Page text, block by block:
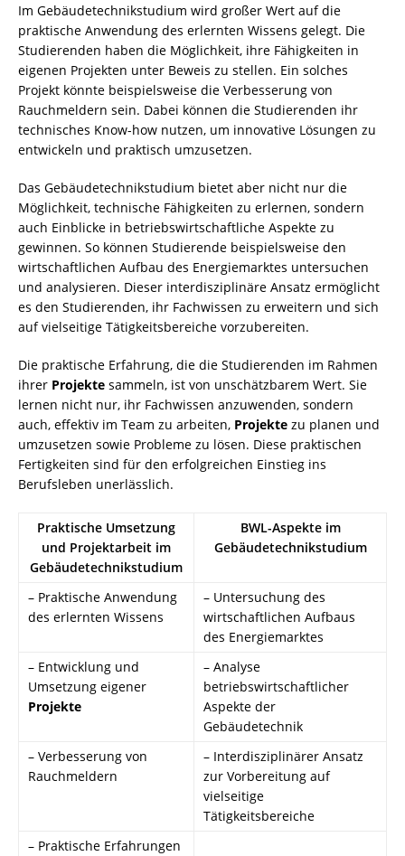
Im Gebäudetechnikstudium wird großer Wert auf die
praktische Anwendung des erlernten Wissens gelegt. Die
Studierenden haben die Möglichkeit, ihre Fähigkeiten in
eigenen Projekten unter Beweis zu stellen. Ein solches
Projekt könnte beispielsweise die Verbesserung von
Rauchmeldern sein. Dabei können die Studierenden ihr
technisches Know-how nutzen, um innovative Lösungen zu
entwickeln und praktisch umzusetzen.
Das Gebäudetechnikstudium bietet aber nicht nur die
Möglichkeit, technische Fähigkeiten zu erlernen, sondern
auch Einblicke in betriebswirtschaftliche Aspekte zu
gewinnen. So können Studierende beispielsweise den
wirtschaftlichen Aufbau des Energiemarktes untersuchen
und analysieren. Dieser interdisziplinäre Ansatz ermöglicht
es den Studierenden, ihr Fachwissen zu erweitern und sich
auf vielseitige Tätigkeitsbereiche vorzubereiten.
Die praktische Erfahrung, die die Studierenden im Rahmen
ihrer Projekte sammeln, ist von unschätzbarem Wert. Sie
lernen nicht nur, ihr Fachwissen anzuwenden, sondern
auch, effektiv im Team zu arbeiten, Projekte zu planen und
umzusetzen sowie Probleme zu lösen. Diese praktischen
Fertigkeiten sind für den erfolgreichen Einstieg ins
Berufsleben unerlässlich.
Praktische Umsetzung
und Projektarbeit im
Gebäudetechnikstudium
BWL-Aspekte im
Gebäudetechnikstudium
– Praktische Anwendung
des erlernten Wissens
– Untersuchung des
wirtschaftlichen Aufbaus
des Energiemarktes
– Entwicklung und
Umsetzung eigener
Projekte
– Analyse
betriebswirtschaftlicher
Aspekte der
Gebäudetechnik
– Verbesserung von
Rauchmeldern
– Interdisziplinärer Ansatz
zur Vorbereitung auf
vielseitige
Tätigkeitsbereiche
– Praktische Erfahrungen